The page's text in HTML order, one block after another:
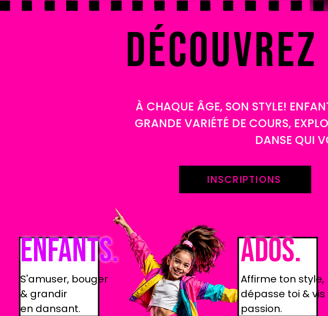
À CHAQUE ÂGE, SON STYLE!
GRANDE VARIÉTÉ DE COURS,
DANSE QUI
INSCRIPTIONS
S'amuser, bouger
& grandir
en dansant.
ENFANTS. ADOS.
Affirme ton style,
dépasse toi & vis
passion.